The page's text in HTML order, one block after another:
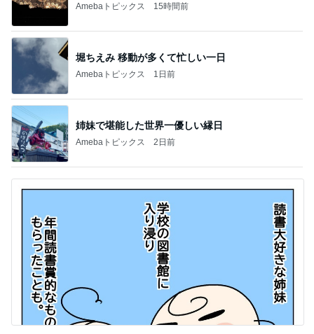
Amebaトピックス 15時間前
堀ちえみ 移動が多くて忙しい一日
Amebaトピックス 1日前
姉妹で堪能した世界一優しい縁日
Amebaトピックス 2日前